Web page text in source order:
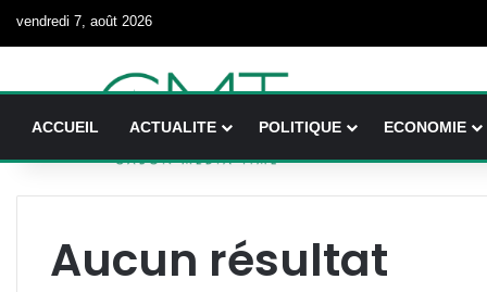
vendredi 7, août 2026
ACCUEIL ACTUALITE POLITIQUE ECONOMIE
Aucun résultat